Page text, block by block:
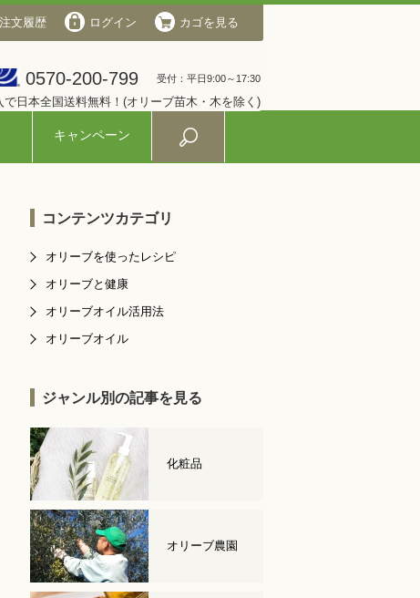
注文履歴 ログイン カゴを見る
0570-200-799 受付：平日9:00～17:30
日本全国送料無料！(オリーブ苗木・木を除く)
キャンペーン
会社概要 ログイン カゴを見る
0570-200-799 受付：平日9:00～17:30
コンテンツカテゴリ
オリーブを使ったレシピ
オリーブと健康
オリーブオイル活用法
オリーブオイル
ジャンル別の記事を見る
化粧品
オリーブ農園